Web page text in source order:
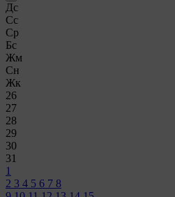
Дс
Сс
Ср
Бс
Жм
Сн
Жк
26
27
28
29
30
31
1
2 3 4 5 6 7 8